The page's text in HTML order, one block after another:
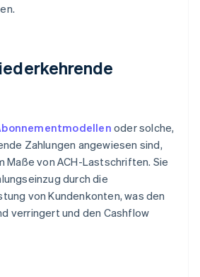
oder solche,
Zahlungen angewiesen sind,
Maße von ACH-Lastschriften. Sie
durch die
von Kundenkonten, was den
verringert und den Cashflow